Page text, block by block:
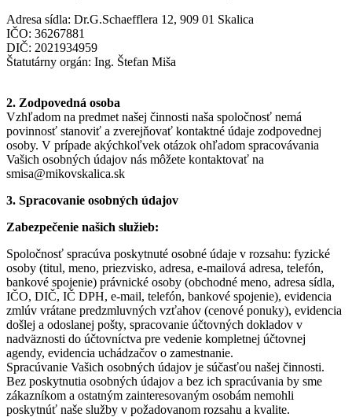
Adresa sídla: Dr.G.Schaefflera 12, 909 01 Skalica
IČO: 36267881
DIČ: 2021934959
Štatutárny orgán: Ing. Štefan Miša
2. Zodpovedná osoba
Vzhľadom na predmet našej činnosti naša spoločnosť nemá
povinnosť stanoviť a zverejňovať kontaktné údaje zodpovednej
osoby. V prípade akýchkoľvek otázok ohľadom spracovávania
Vašich osobných údajov nás môžete kontaktovať na
smisa@mikovskalica.sk
3. Spracovanie osobných údajov
Zabezpečenie našich služieb:
Spoločnosť spracúva poskytnuté osobné údaje v rozsahu: fyzické
osoby (titul, meno, priezvisko, adresa, e-mailová adresa, telefón,
bankové spojenie) právnické osoby (obchodné meno, adresa sídla,
IČO, DIČ, IČ DPH, e-mail, telefón, bankové spojenie), evidencia
zmlúv vrátane predzmluvných vzťahov (cenové ponuky), evidencia
došlej a odoslanej pošty, spracovanie účtovných dokladov v
nadväznosti do účtovníctva pre vedenie kompletnej účtovnej
agendy, evidencia uchádzačov o zamestnanie.
Spracúvanie Vašich osobných údajov je súčasťou našej činnosti.
Bez poskytnutia osobných údajov a bez ich spracúvania by sme
zákazníkom a ostatným zainteresovaným osobám nemohli
poskytnúť naše služby v požadovanom rozsahu a kvalite.